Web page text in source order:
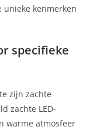
kenmerken
specifieke
zijn zachte
zachte LED-
warme atmosfeer